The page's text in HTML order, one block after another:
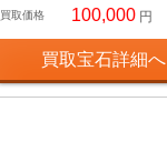
買取価格 100,000 円
買取宝石詳細へ